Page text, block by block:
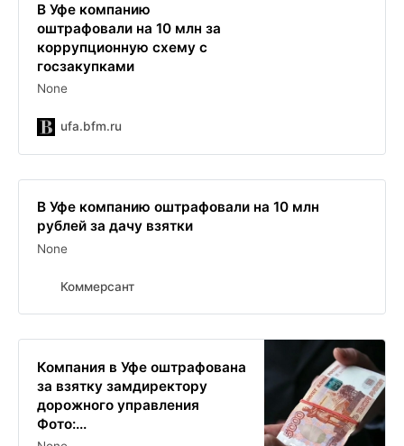
В Уфе компанию
оштрафовали на 10 млн за
коррупционную схему с
госзакупками
None
ufa.bfm.ru
В Уфе компанию оштрафовали на 10 млн
рублей за дачу взятки
None
Коммерсант
Компания в Уфе оштрафована
за взятку замдиректору
дорожного управления
Фото:...